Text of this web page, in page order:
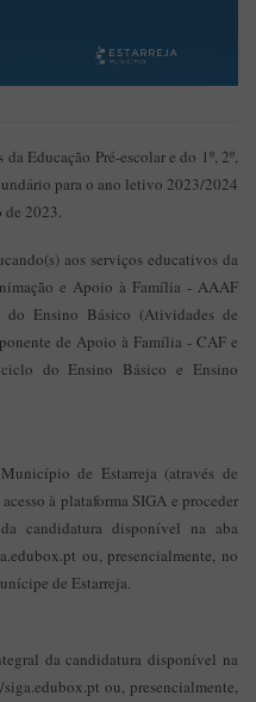
Educação Pré-escolar e do 1º, 2º,
para o ano letivo 2023/2024
de 2023.
aos serviços educativos da
e Apoio à Família - AAAF
Ensino Básico (Atividades de
de Apoio à Família - CAF e
do Ensino Básico e Ensino
de Estarreja (através de
à plataforma SIGA e proceder
candidatura disponível na aba
ou, presencialmente, no
de Estarreja.
da candidatura disponível na
ou, presencialmente,